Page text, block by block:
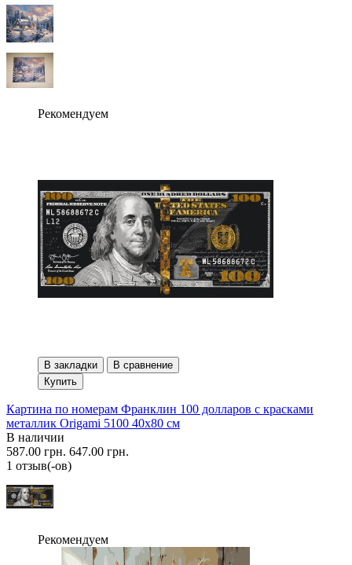
Рекомендуем
В закладки
В сравнение
Купить
Картина по номерам Франклин 100 долларов с красками
металлик Origami 5100 40x80 см
В наличии
587.00 грн. 647.00 грн.
1 отзыв(-ов)
Рекомендуем